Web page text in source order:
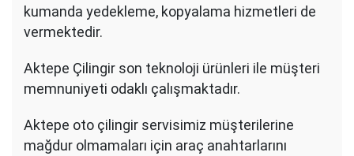
kumanda yedekleme, kopyalama hizmetleri de
vermektedir.
Aktepe Çilingir son teknoloji ürünleri ile müşteri
memnuniyeti odaklı çalışmaktadır.
Aktepe oto çilingir servisimiz müşterilerine
mağdur olmamaları için araç anahtarlarını